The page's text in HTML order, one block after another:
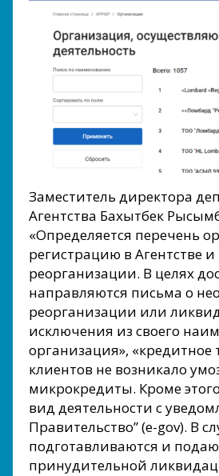
Заместитель директора
Агентства Бахытбек
«Определяется перечень
регистрацию в
реорганизации. В целях
направляются письма о
реорганизации или
исключения из своего
организация»,
клиентов не возникало
микрокредиты. Кроме
вид деятельности с
Правительство” (e-gov). В
подготавливаются и
принудительной